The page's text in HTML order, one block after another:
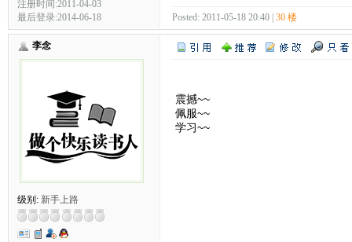
注册时间:2011-04-03
最后登录:2014-06-18
Posted: 2011-05-18 20:40 | 30 楼
李念
级别: 新手上路
震撼~~
佩服~~
学习~~